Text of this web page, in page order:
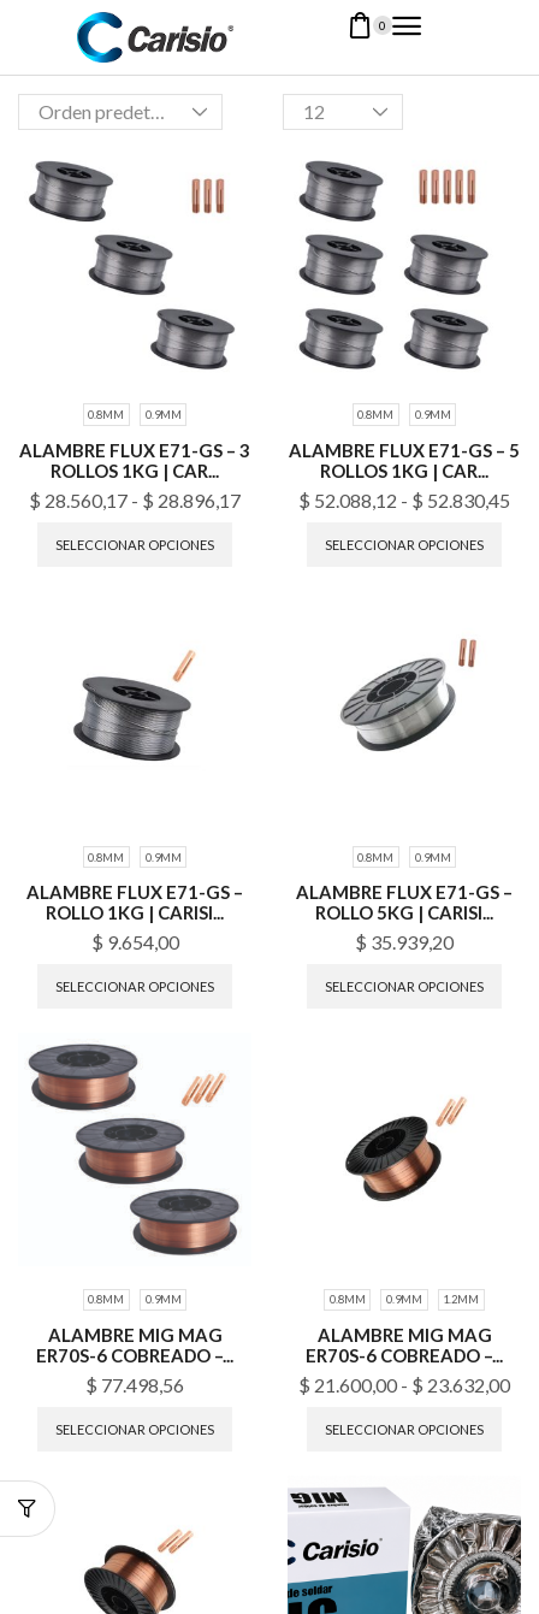
0
0.8MM 0.9MM
ALAMBRE FLUX E71-GS – 3
ROLLOS 1KG | CAR...
$ 28.560,17 - $ 28.896,17
SELECCIONAR OPCIONES
0.8MM 0.9MM
ALAMBRE FLUX E71-GS – 5
ROLLOS 1KG | CAR...
$ 52.088,12 - $ 52.830,45
SELECCIONAR OPCIONES
0.8MM 0.9MM
ALAMBRE FLUX E71-GS –
ROLLO 1KG | CARISI...
$ 9.654,00
SELECCIONAR OPCIONES
0.8MM 0.9MM
ALAMBRE FLUX E71-GS –
ROLLO 5KG | CARISI...
$ 35.939,20
SELECCIONAR OPCIONES
0.8MM 0.9MM
ALAMBRE MIG MAG
ER70S-6 COBREADO –...
$ 77.498,56
SELECCIONAR OPCIONES
0.8MM 0.9MM 1.2MM
ALAMBRE MIG MAG
ER70S-6 COBREADO –...
$ 21.600,00 - $ 23.632,00
SELECCIONAR OPCIONES